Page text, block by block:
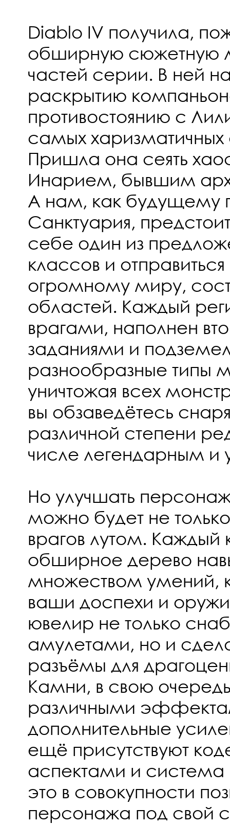
Diablo IV получила,
обширную сюжетную
частей серии. В ней
раскрытию
противостоянию с
самых харизматичных
Пришла она сеять
Инарием, бывшим
А нам, как будущему
Санктуария,
себе один из
классов и
огромному миру,
областей. Каждый
врагами, наполнен
заданиями и
разнообразные типы
уничтожая всех
вы обзаведётесь
различной степени
числе легендарным и
Но улучшать
можно будет не
врагов лутом. Каждый
обширное дерево
множеством умений,
ваши доспехи и
ювелир не только
амулетами, но и
разъёмы для
Камни, в свою
различными
дополнительные
ещё присутствуют
аспектами и
это в совокупности
персонажа под свой